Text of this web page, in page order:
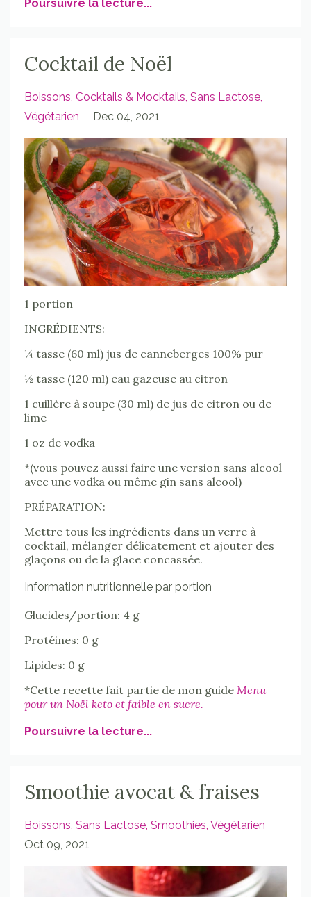
Poursuivre la lecture...
Cocktail de Noël
Boissons Cocktails & Mocktails Sans Lactose
Végétarien
Dec 04, 2021
1 portion
INGRÉDIENTS:
¼ tasse (60 ml) jus de canneberges 100% pur
½ tasse (120 ml) eau gazeuse au citron
1 cuillère à soupe (30 ml) de jus de citron ou de
lime
1 oz de vodka
*(vous pouvez aussi faire une version sans alcool
avec une vodka ou même gin sans alcool)
PRÉPARATION:
Mettre tous les ingrédients dans un verre à
cocktail, mélanger délicatement et ajouter des
glaçons ou de la glace concassée.
Information nutritionnelle par portion
Glucides/portion: 4 g
Protéines: 0 g
Lipides: 0 g
*Cette recette fait partie de mon guide Menu
pour un Noël keto et faible en sucre.
Poursuivre la lecture...
Smoothie avocat & fraises
Boissons Sans Lactose Smoothies Végétarien
Oct 09, 2021